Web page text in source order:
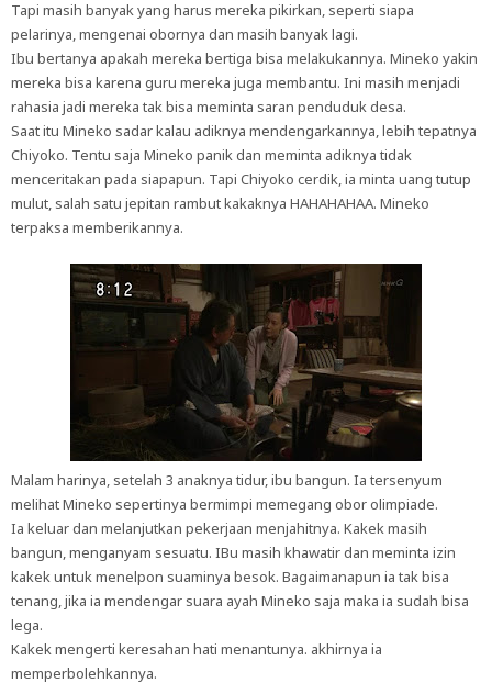
Tapi masih banyak yang harus mereka pikirkan, seperti siapa
pelarinya, mengenai obornya dan masih banyak lagi.
Ibu bertanya apakah mereka bertiga bisa melakukannya. Mineko yakin
mereka bisa karena guru mereka juga membantu. Ini masih menjadi
rahasia jadi mereka tak bisa meminta saran penduduk desa.
Saat itu Mineko sadar kalau adiknya mendengarkannya, lebih tepatnya
Chiyoko. Tentu saja Mineko panik dan meminta adiknya tidak
menceritakan pada siapapun. Tapi Chiyoko cerdik, ia minta uang tutup
mulut, salah satu jepitan rambut kakaknya HAHAHAHAA. Mineko
terpaksa memberikannya.
Malam harinya, setelah 3 anaknya tidur, ibu bangun. Ia tersenyum
melihat Mineko sepertinya bermimpi memegang obor olimpiade.
Ia keluar dan melanjutkan pekerjaan menjahitnya. Kakek masih
bangun, menganyam sesuatu. IBu masih khawatir dan meminta izin
kakek untuk menelpon suaminya besok. Bagaimanapun ia tak bisa
tenang, jika ia mendengar suara ayah Mineko saja maka ia sudah bisa
lega.
Kakek mengerti keresahan hati menantunya. akhirnya ia
memperbolehkannya.